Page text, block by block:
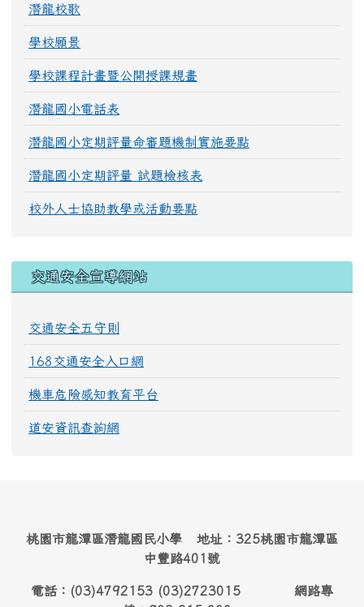
潛龍校歌
學校願景
學校課程計畫暨公開授課規畫
潛龍國小電話表
潛龍國小定期評量命審題機制實施要點
潛龍國小定期評量 試題檢核表
校外人士協助教學或活動要點
交通安全宣導網站
交通安全五守則
168交通安全入口網
機車危險感知教育平台
道安資訊查詢網
桃園市龍潭區潛龍國民小學 地址：325桃園市龍潭區
中豐路401號
電話：(03)4792153 (03)2723015 網路專